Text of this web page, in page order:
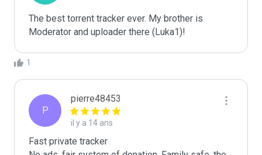
The best torrent tracker ever. My brother is
Moderator and uploader there (Luka1)!
1
P
pierre48453
il y a 14 ans
Fast private tracker